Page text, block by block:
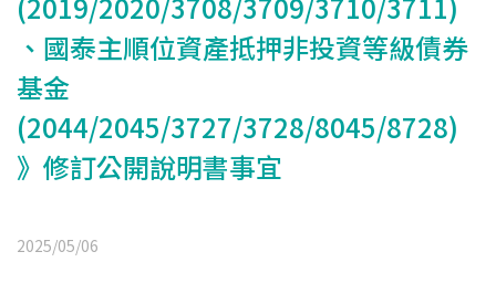
、國泰主順位資產抵押非投資等級債券
基金
(2044/2045/3727/3728/8045/8728)
》修訂公開說明書事宜
2025/05/06